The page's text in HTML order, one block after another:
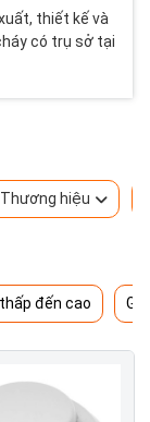
thiết kế và
có trụ sở tại
Thương hiệu
đến cao